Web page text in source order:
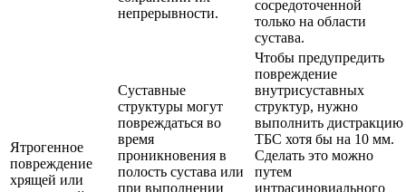
непрерывности.
сосредоточенной
только на области
сустава.
Ятрогенное
повреждение
хрящей или
Суставные
структуры могут
повреждаться во
время
проникновения в
полость сустава или
при выполнении
Чтобы предупредить
повреждение
внутрисуставных
структур, нужно
выполнить дистракцию
ТБС хотя бы на 10 мм.
Сделать это можно
путем
интрасиновиального